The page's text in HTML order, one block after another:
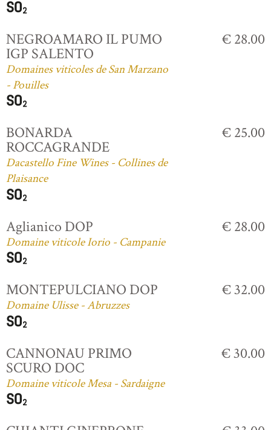
NEGROAMARO IL PUMO
IGP SALENTO
Domaines viticoles de San Marzano
- Pouilles
€ 28.00
BONARDA
ROCCAGRANDE
Dacastello Fine Wines - Collines de
Plaisance
€ 25.00
Aglianico DOP
Domaine viticole Iorio - Campanie
€ 28.00
MONTEPULCIANO DOP
Domaine Ulisse - Abruzzes
€ 32.00
CANNONAU PRIMO
SCURO DOC
Domaine viticole Mesa - Sardaigne
€ 30.00